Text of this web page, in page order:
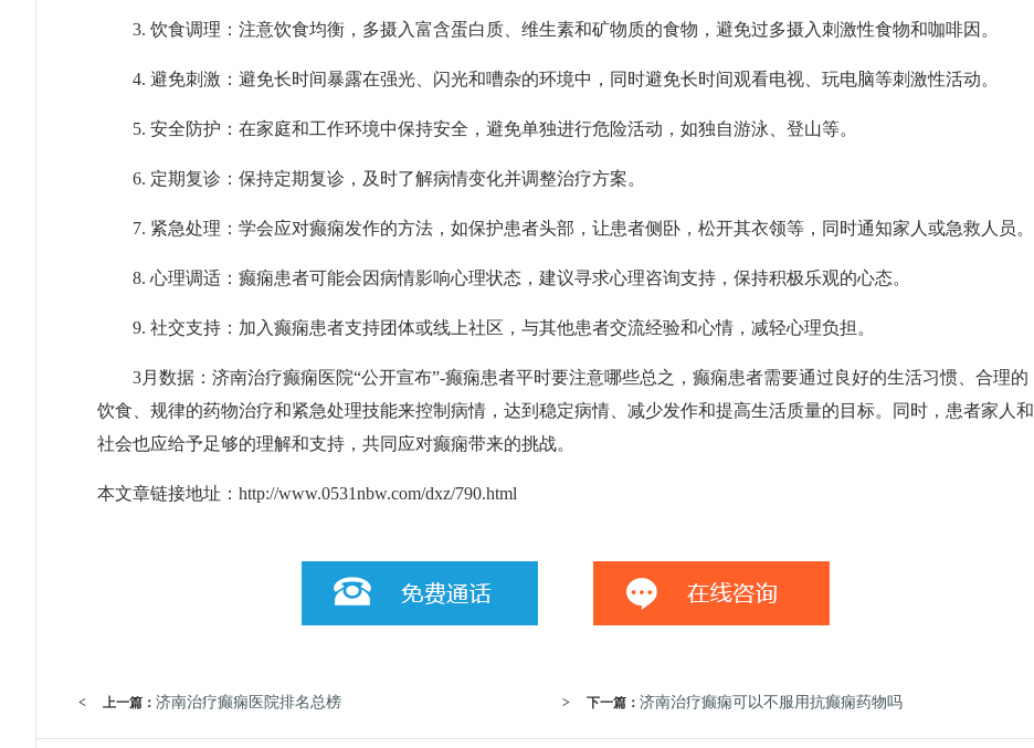
3. 饮食调理：注意饮食均衡，多摄入富含蛋白质、维生素和矿物质的食物，避免过多摄入刺激性食物和咖啡因。
4. 避免刺激：避免长时间暴露在强光、闪光和嘈杂的环境中，同时避免长时间观看电视、玩电脑等刺激性活动。
5. 安全防护：在家庭和工作环境中保持安全，避免单独进行危险活动，如独自游泳、登山等。
6. 定期复诊：保持定期复诊，及时了解病情变化并调整治疗方案。
7. 紧急处理：学会应对癫痫发作的方法，如保护患者头部，让患者侧卧，松开其衣领等，同时通知家人或急救人员。
8. 心理调适：癫痫患者可能会因病情影响心理状态，建议寻求心理咨询支持，保持积极乐观的心态。
9. 社交支持：加入癫痫患者支持团体或线上社区，与其他患者交流经验和心情，减轻心理负担。
3月数据：济南治疗癫痫医院“公开宣布”-癫痫患者平时要注意哪些总之，癫痫患者需要通过良好的生活习惯、合理的
饮食、规律的药物治疗和紧急处理技能来控制病情，达到稳定病情、减少发作和提高生活质量的目标。同时，患者家人和
社会也应给予足够的理解和支持，共同应对癫痫带来的挑战。
本文章链接地址： http://www.0531nbw.com/dxz/790.html
< 上一篇： 济南治疗癫痫医院排名总榜 > 下一篇： 济南治疗癫痫可以不服用抗癫痫药物吗